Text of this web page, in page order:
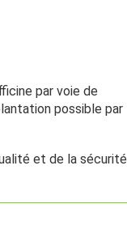
par voie de
possible par
et de la sécurité